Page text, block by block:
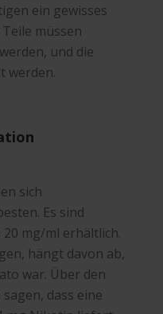
ein gewisses
müssen
und die
werden.
sich
Es sind
mg/ml erhältlich.
hängt davon ab,
war. Über den
dass eine